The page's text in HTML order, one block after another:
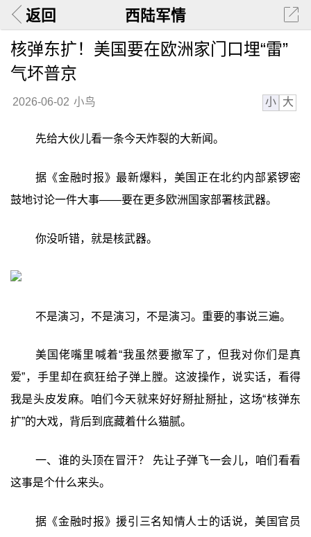
返回 西陆军情
核弹东扩！美国要在欧洲家门口埋“雷”
气坏普京
2026-06-02 小鸟 小 大
先给大伙儿看一条今天炸裂的大新闻。
据《金融时报》最新爆料，美国正在北约内部紧锣密
鼓地讨论一件大事——要在更多欧洲国家部署核武器。
你没听错，就是核武器。
不是演习，不是演习，不是演习。重要的事说三遍。
美国佬嘴里喊着“我虽然要撤军了，但我对你们是真
爱”，手里却在疯狂给子弹上膛。这波操作，说实话，看得
我是头皮发麻。咱们今天就来好好掰扯掰扯，这场“核弹东
扩”的大戏，背后到底藏着什么猫腻。
一、谁的头顶在冒汗？ 先让子弹飞一会儿，咱们看看
这事是个什么来头。
据《金融时报》援引三名知情人士的话说，美国官员